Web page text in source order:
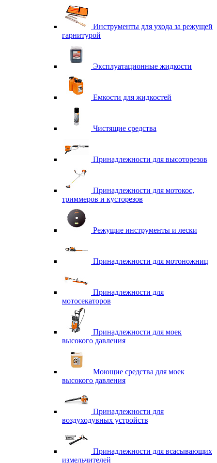
Инструменты для ухода за режущей
гарнитурой
Эксплуатационные жидкости
Емкости для жидкостей
Чистящие средства
Принадлежности для высоторезов
Принадлежности для мотокос,
триммеров и кусторезов
Режущие инструменты и лески
Принадлежности для мотоножниц
Принадлежности для
мотосекаторов
Принадлежности для моек
высокого давления
Моющие средства для моек
высокого давления
Принадлежности для
воздуходувных устройств
Принадлежности для всасывающих
измельчителей